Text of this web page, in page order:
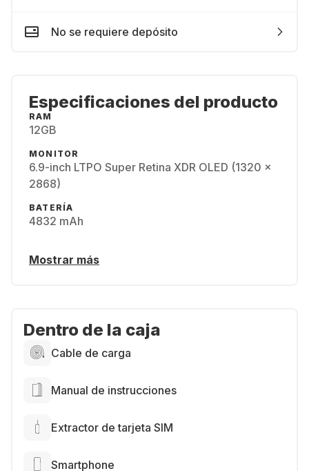
No se requiere depósito
Especificaciones del producto
RAM
12GB
MONITOR
6.9-inch LTPO Super Retina XDR OLED (1320 x
2868)
BATERÍA
4832 mAh
Mostrar más
Dentro de la caja
Cable de carga
Manual de instrucciones
Extractor de tarjeta SIM
Smartphone